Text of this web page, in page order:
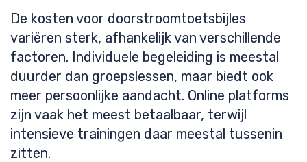
De kosten voor doorstroomtoetsbijles
variëren sterk, afhankelijk van verschillende
factoren. Individuele begeleiding is meestal
duurder dan groepslessen, maar biedt ook
meer persoonlijke aandacht. Online platforms
zijn vaak het meest betaalbaar, terwijl
intensieve trainingen daar meestal tussenin
zitten.